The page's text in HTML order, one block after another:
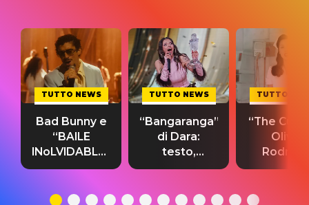
TUTTO NEWS
Bad Bunny e
“BAILE
INoLVIDABLE”:
testo,
significato
TUTTO NEWS
“Bangaranga”
di Dara:
testo,
traduzione e
del singolo
TUTTO
“The
Olivia
testo,